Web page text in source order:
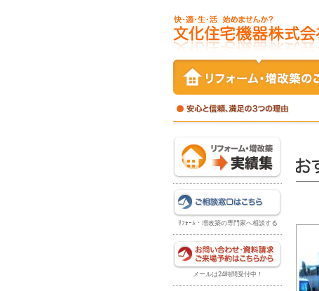
ﾘﾌｫｰﾑ・増改築の専門家へ相談する
メールは24時間受付中！